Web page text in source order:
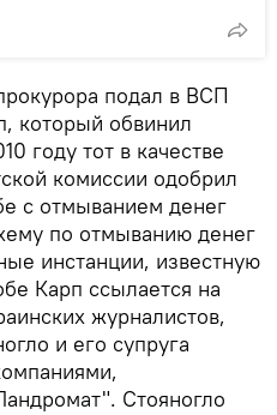
подал в ВСП
который обвинил
году тот в качестве
комиссии одобрил
с отмыванием денег
по отмыванию денег
инстанции, известную
Карп ссылается на
журналистов,
и его супруга
Стояногло